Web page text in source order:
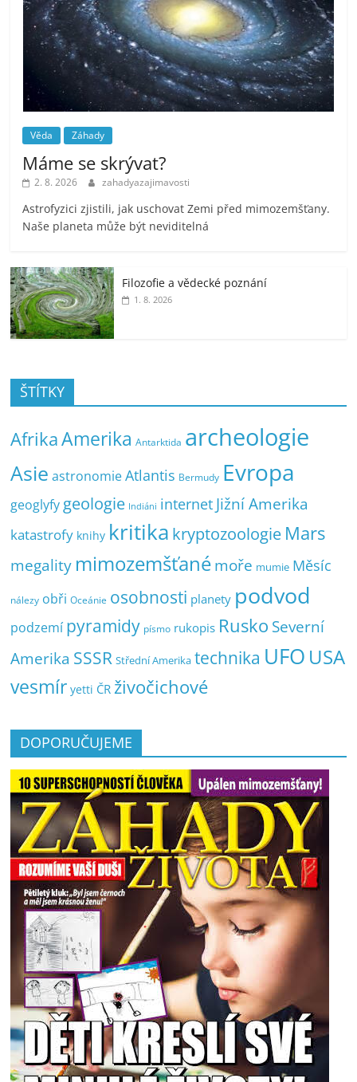
Věda Záhady
Máme se skrývat?
2. 8. 2026 zahadyazajimavosti
Astrofyzici zjistili, jak uschovat Zemi před mimozemšťany.
Naše planeta může být neviditelná
Filozofie a vědecké poznání
1. 8. 2026
ŠTÍTKY
AfrikaAmerika Antarktida archeologie
Asie astronomie Atlantis Bermudy Evropa
geoglyfy geologie Indiáni internet Jižní Amerika
katastrofy knihy kritika kryptozoologie Mars
megality mimozemšťanémoře mumie Měsíc
nálezy obři Oceánie osobnosti planety podvod
podzemí pyramidy písmo rukopis Rusko Severní
Amerika SSSR Střední Amerika technika UFO USA
vesmír yetti ČR živočichové
DOPORUČUJEME